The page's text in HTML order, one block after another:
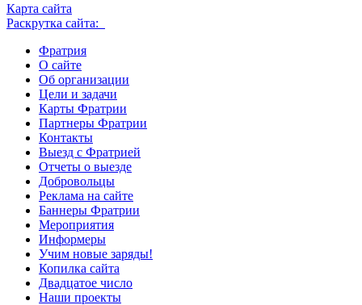
Карта сайта
Раскрутка сайта:
Фратрия
О сайте
Об организации
Цели и задачи
Карты Фратрии
Партнеры Фратрии
Контакты
Выезд с Фратрией
Отчеты о выезде
Добровольцы
Реклама на сайте
Баннеры Фратрии
Мероприятия
Информеры
Учим новые заряды!
Копилка сайта
Двадцатое число
Наши проекты